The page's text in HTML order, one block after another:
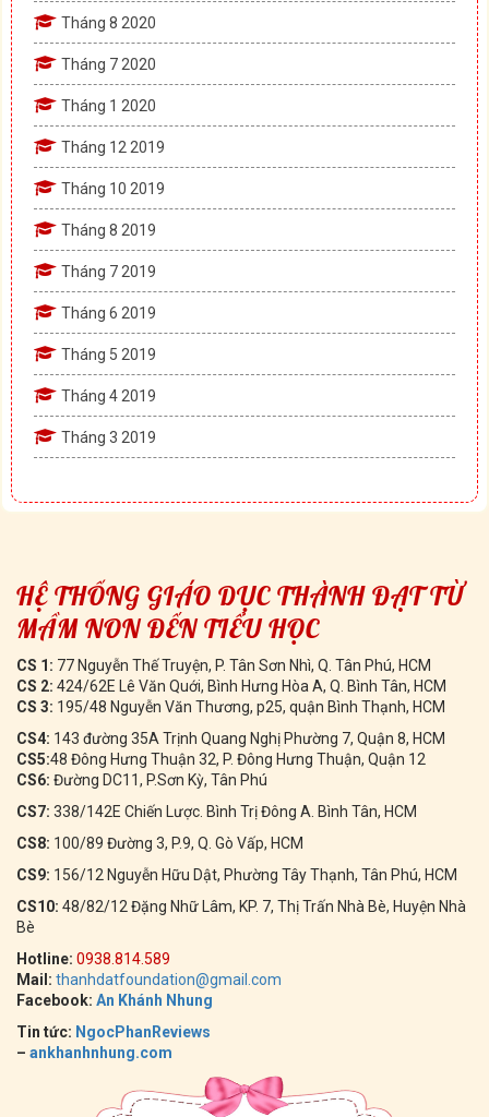
Tháng 8 2020
Tháng 7 2020
Tháng 1 2020
Tháng 12 2019
Tháng 10 2019
Tháng 8 2019
Tháng 7 2019
Tháng 6 2019
Tháng 5 2019
Tháng 4 2019
Tháng 3 2019
HỆ THỐNG GIÁO DỤC THÀNH ĐẠT TỪ
MẦM NON ĐẾN TIỂU HỌC
CS 1: 77 Nguyễn Thế Truyện, P. Tân Sơn Nhì, Q. Tân Phú, HCM
CS 2: 424/62E Lê Văn Quới, Bình Hưng Hòa A, Q. Bình Tân, HCM
CS 3: 195/48 Nguyễn Văn Thương, p25, quận Bình Thạnh, HCM
CS4: 143 đường 35A Trịnh Quang Nghị Phường 7, Quận 8, HCM
CS5:48 Đông Hưng Thuận 32, P. Đông Hưng Thuận, Quận 12
CS6: Đường DC11, P.Sơn Kỳ, Tân Phú
CS7: 338/142E Chiến Lược. Bình Trị Đông A. Bình Tân, HCM
CS8: 100/89 Đường 3, P.9, Q. Gò Vấp, HCM
CS9: 156/12 Nguyễn Hữu Dật, Phường Tây Thạnh, Tân Phú, HCM
CS10: 48/82/12 Đặng Nhữ Lâm, KP. 7, Thị Trấn Nhà Bè, Huyện Nhà
Bè
Hotline: 0938.814.589
Mail: thanhdatfoundation@gmail.com
Facebook: An Khánh Nhung
Tin tức: NgocPhanReviews
– ankhanhnhung.com